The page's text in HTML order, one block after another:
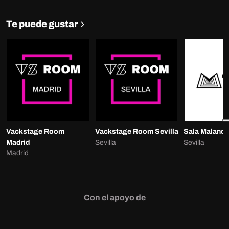
Te puede gustar
Vackstage Room
Madrid
Madrid
Vackstage Room Sevilla
Sevilla
Sala
Sevilla
Con el apoyo de